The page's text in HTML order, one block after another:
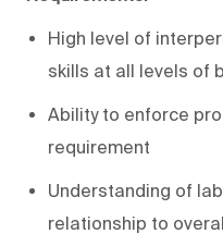
High level of
skills at all levels of
Ability to enforce
requirement
Understanding of
relationship to